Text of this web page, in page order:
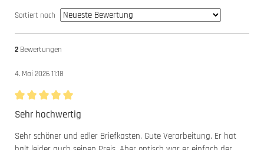
Sortiert nach
2 Bewertungen
4. Mai 2026 11:18
Bewertung mit 5 von 5 Sternen
Sehr hochwertig
Sehr schöner und edler Briefkasten. Gute Verarbeitung. Er hat